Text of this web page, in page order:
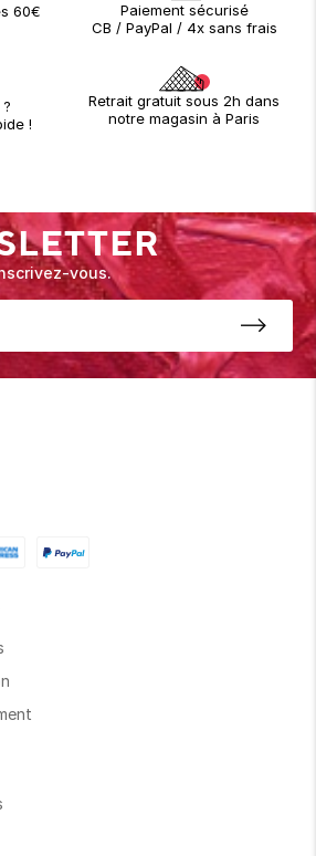
60€
Paiement sécurisé
CB / PayPal / 4x sans frais
!
Retrait gratuit sous 2h dans
notre magasin à Paris
vous.